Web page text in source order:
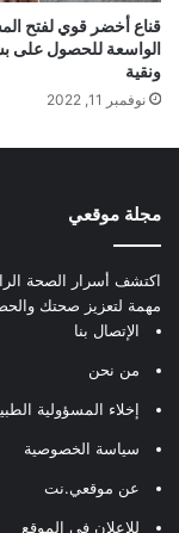
قناع أخضر قوي لفتح
الواسعة للحصول على
ونقية
نوفمبر 11, 2022
مجلة موقعي
اكتشف أسرار الصحة
مهمة لتعزيز صحتك
الإتصال بنا
من نحن
إخلاء المسؤولية
سياسة الخصوصية
عن موقعي.نت
للإعلان في الموقع